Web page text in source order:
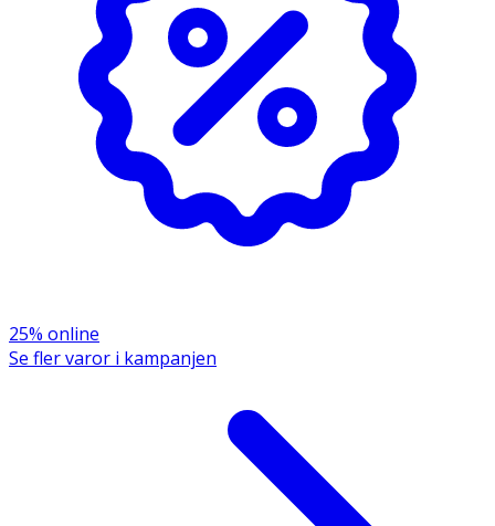
Aqua/Water, Cetearyl Alcohol, Behentrimonium Chloride,
Cetyl Alcohol, Panthenol, Helianthus Annuus (Sunflower)
Seed Extract, Ethyltrimonium Chloride
Methacrylate/Hydrolyzed Wheat Protein Copolymer,
Ricinus Communis (Castor) Seed Oil, Glycerin, Guar
Hydroxypropyltrimonium Chloride, Pentaerythrityl Tetra-
Di-T-Butyl Hydroxyhydrocinnamate, Caprylyl Glycol,
Quaternium-95, Butylene Glycol, Propanediol, Propylene
Glycol, Citric Acid, Lactic Acid, Potassium Sorbate,
Disodium EDTA, Limonene, Phenoxyethanol,
25% online
Se fler varor i kampanjen